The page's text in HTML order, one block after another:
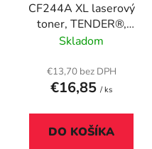
CF244A XL laserový
toner, TENDER®,
čierna, 1,5k
Skladom
€13,70 bez DPH
€16,85 / ks
DO KOŠÍKA